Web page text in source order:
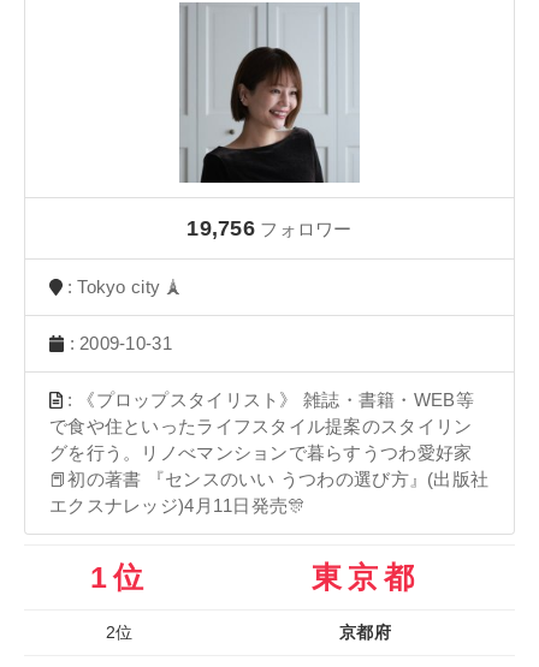
19,756 フォロワー
: Tokyo city 🗼
: 2009-10-31
: 《プロップスタイリスト》 雑誌・書籍・WEB等
で食や住といったライフスタイル提案のスタイリン
グを行う。リノべマンションで暮らすうつわ愛好家
📕初の著書 『センスのいい うつわの選び方』(出版社
エクスナレッジ)4月11日発売🎊
1位 東京都
2位 京都府